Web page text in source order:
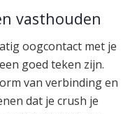
vasthouden
oogcontact met je
goed teken zijn.
van verbinding en
dat je crush je